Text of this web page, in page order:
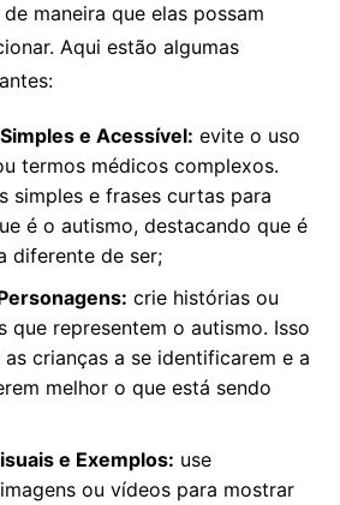
maneira que elas possam
Aqui estão algumas
e Acessível: evite o uso
termos médicos complexos.
simples e frases curtas para
é o autismo, destacando que é
diferente de ser;
crie histórias ou
que representem o autismo. Isso
crianças a se identificarem e a
melhor o que está sendo
e Exemplos: use
ou vídeos para mostrar